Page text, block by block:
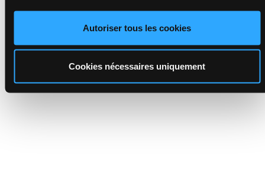
Autoriser tous les cookies
Cookies nécessaires uniquement